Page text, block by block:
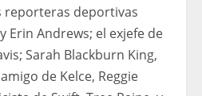
reporteras deportivas
Erin Andrews; el exjefe de
Sarah Blackburn King,
de Kelce, Reggie